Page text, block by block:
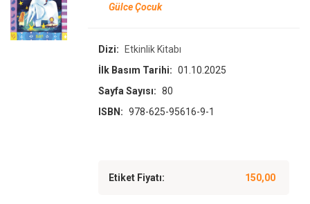
Gülce Çocuk
Dizi:
Etkinlik Kitabı
İlk Basım Tarihi: 01.10.2025
Sayfa Sayısı: 80
ISBN: 978-625-95616-9-1
Etiket Fiyatı: 150,00